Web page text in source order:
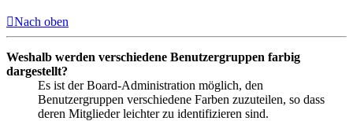
Nach oben
Weshalb werden verschiedene Benutzergruppen farbig
dargestellt?
Es ist der Board-Administration möglich, den
Benutzergruppen verschiedene Farben zuzuteilen, so dass
deren Mitglieder leichter zu identifizieren sind.